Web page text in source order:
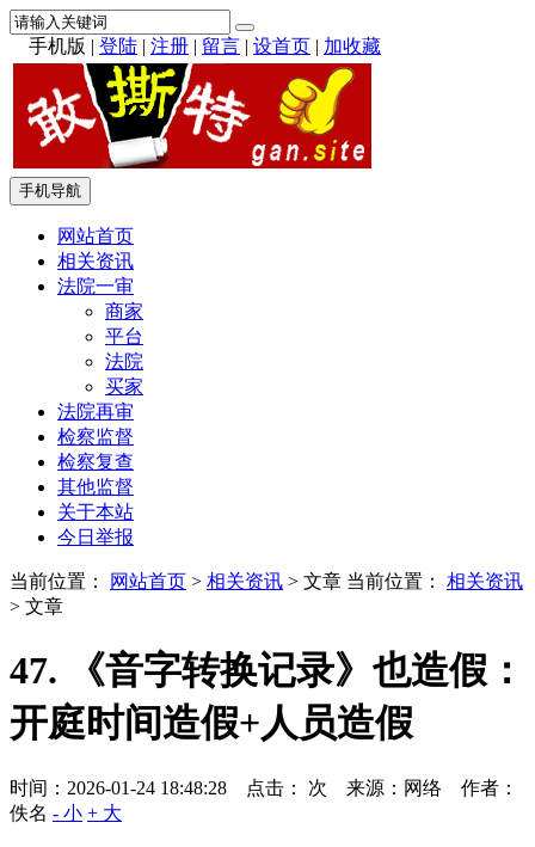
手机版 | 登陆 | 注册 | 留言 | 设首页 | 加收藏
手机导航
网站首页
相关资讯
法院一审
商家
平台
法院
买家
法院再审
检察监督
检察复查
其他监督
关于本站
今日举报
当前位置： 网站首页 > 相关资讯 > 文章 当前位置： 相关资讯
> 文章
47. 《音字转换记录》也造假：
开庭时间造假+人员造假
时间：2026-01-24 18:48:28 点击： 次 来源：网络 作者：
佚名 - 小 + 大